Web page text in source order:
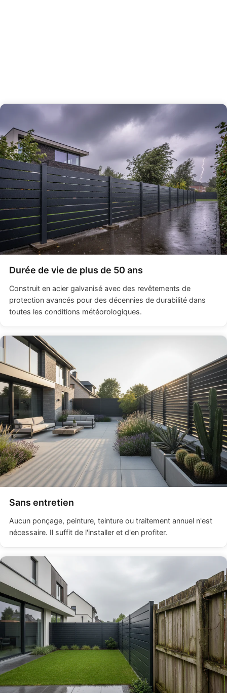
Durée de vie de plus de 50 ans
Construit en acier galvanisé avec des revêtements de
protection avancés pour des décennies de durabilité dans
toutes les conditions météorologiques.
Sans entretien
Aucun ponçage, peinture, teinture ou traitement annuel n'est
nécessaire. Il suffit de l'installer et d'en profiter.